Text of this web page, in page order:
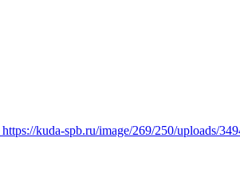
https://kuda-spb.ru/image/269/250/uploads/